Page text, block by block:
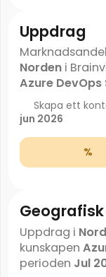
Uppdrag
Nordeni
Azure DevOps
Skapa ett
jun 2026
%
Uppdrag i
kunskapen
perioden Jul